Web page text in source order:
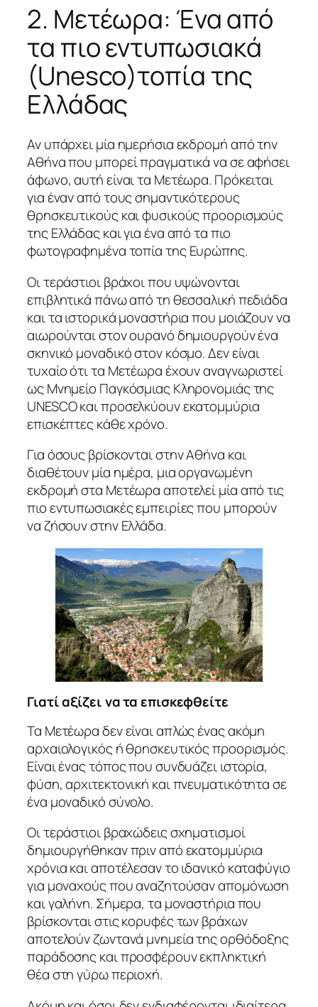
2. Μετέωρα: Ένα από
τα πιο εντυπωσιακά
(Unesco)τοπία της
Ελλάδας
Αν υπάρχει μία ημερήσια εκδρομή από την
Αθήνα που μπορεί πραγματικά να σε αφήσει
άφωνο, αυτή είναι τα Μετέωρα. Πρόκειται
για έναν από τους σημαντικότερους
θρησκευτικούς και φυσικούς προορισμούς
της Ελλάδας και για ένα από τα πιο
φωτογραφημένα τοπία της Ευρώπης.
Οι τεράστιοι βράχοι που υψώνονται
επιβλητικά πάνω από τη θεσσαλική πεδιάδα
και τα ιστορικά μοναστήρια που μοιάζουν να
αιωρούνται στον ουρανό δημιουργούν ένα
σκηνικό μοναδικό στον κόσμο. Δεν είναι
τυχαίο ότι τα Μετέωρα έχουν αναγνωριστεί
ως Μνημείο Παγκόσμιας Κληρονομιάς της
UNESCO και προσελκύουν εκατομμύρια
επισκέπτες κάθε χρόνο.
Για όσους βρίσκονται στην Αθήνα και
διαθέτουν μία ημέρα, μια οργανωμένη
εκδρομή στα Μετέωρα αποτελεί μία από τις
πιο εντυπωσιακές εμπειρίες που μπορούν
να ζήσουν στην Ελλάδα.
Γιατί αξίζει να τα επισκεφθείτε
Τα Μετέωρα δεν είναι απλώς ένας ακόμη
αρχαιολογικός ή θρησκευτικός προορισμός.
Είναι ένας τόπος που συνδυάζει ιστορία,
φύση, αρχιτεκτονική και πνευματικότητα σε
ένα μοναδικό σύνολο.
Οι τεράστιοι βραχώδεις σχηματισμοί
δημιουργήθηκαν πριν από εκατομμύρια
χρόνια και αποτέλεσαν το ιδανικό καταφύγιο
για μοναχούς που αναζητούσαν απομόνωση
και γαλήνη. Σήμερα, τα μοναστήρια που
βρίσκονται στις κορυφές των βράχων
αποτελούν ζωντανά μνημεία της ορθόδοξης
παράδοσης και προσφέρουν εκπληκτική
θέα στη γύρω περιοχή.